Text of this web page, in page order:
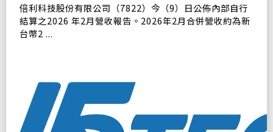
倍利科技股份有限公司（7822）今（9）日公佈內部自行
結算之2026 年2月營收報告。2026年2月合併營收約為新
台幣2 ...